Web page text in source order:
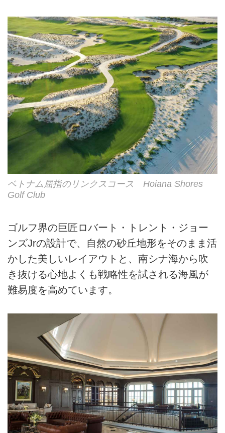
ベトナム屈指のリンクスコース Hoiana Shores
Golf Club
ゴルフ界の巨匠ロバート・トレント・ジョー
ンズJrの設計で、自然の砂丘地形をそのまま活
かした美しいレイアウトと、南シナ海から吹
き抜ける心地よくも戦略性を試される海風が
難易度を高めています。